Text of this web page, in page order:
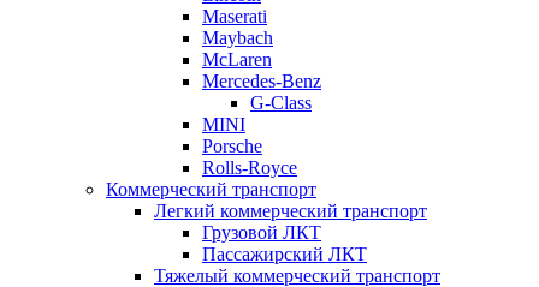
Maserati
Maybach
McLaren
Mercedes-Benz
G-Class
MINI
Porsche
Rolls-Royce
Коммерческий транспорт
Легкий коммерческий транспорт
Грузовой ЛКТ
Пассажирский ЛКТ
Тяжелый коммерческий транспорт